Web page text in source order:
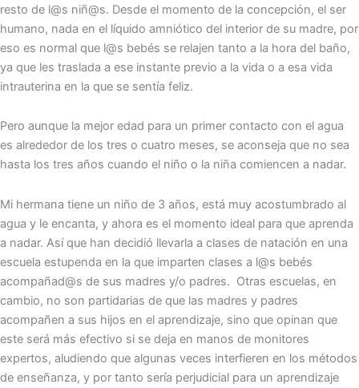
resto de l@s niñ@s. Desde el momento de la concepción, el ser
humano, nada en el líquido amniótico del interior de su madre, por
eso es normal que l@s bebés se relajen tanto a la hora del baño,
ya que les traslada a ese instante previo a la vida o a esa vida
intrauterina en la que se sentía feliz.
Pero aunque la mejor edad para un primer contacto con el agua
es alrededor de los tres o cuatro meses, se aconseja que no sea
hasta los tres años cuando el niño o la niña comiencen a nadar.
Mi hermana tiene un niño de 3 años, está muy acostumbrado al
agua y le encanta, y ahora es el momento ideal para que aprenda
a nadar. Así que han decidió llevarla a clases de natación en una
escuela estupenda en la que imparten clases a l@s bebés
acompañad@s de sus madres y/o padres. Otras escuelas, en
cambio, no son partidarias de que las madres y padres
acompañen a sus hijos en el aprendizaje, sino que opinan que
este será más efectivo si se deja en manos de monitores
expertos, aludiendo que algunas veces interfieren en los métodos
de enseñanza, y por tanto sería perjudicial para un aprendizaje